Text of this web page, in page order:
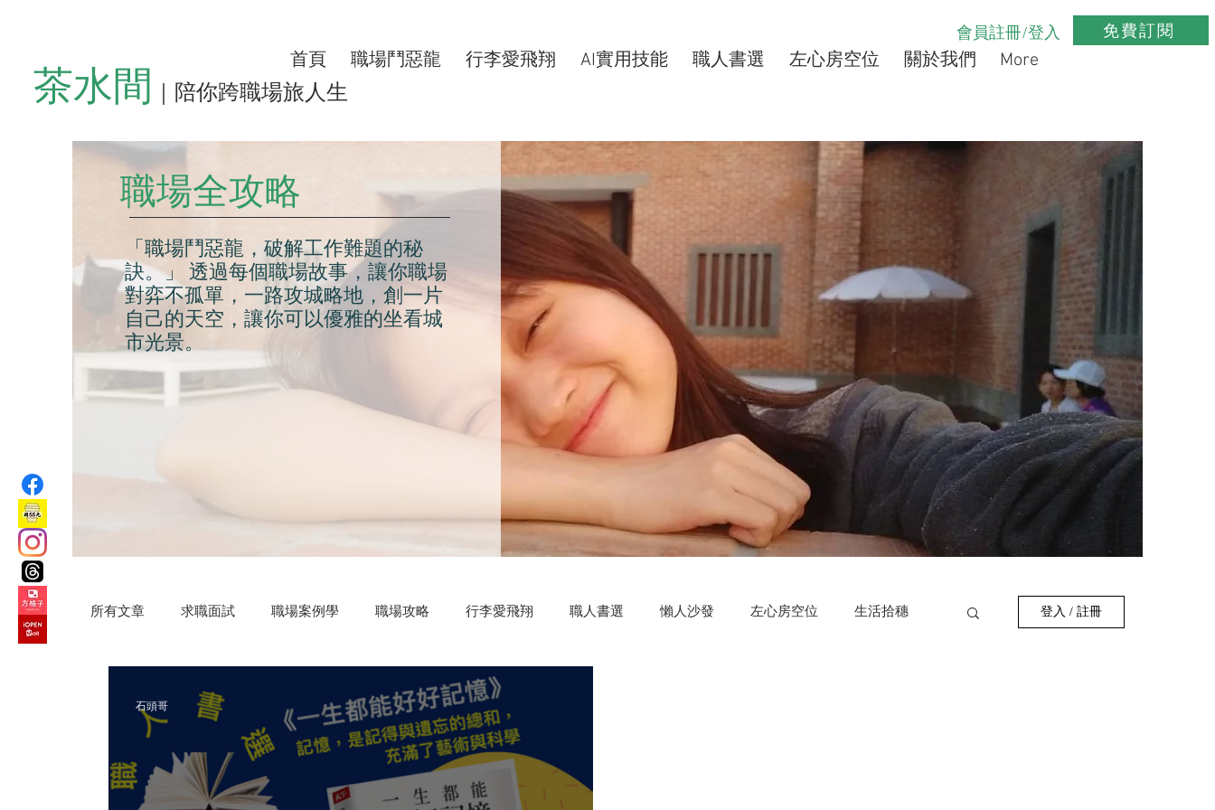
茶水間 ｜陪你跨職場旅人生
會員註冊/登入 免費訂閱
首頁 職場鬥惡龍 行李愛飛翔 AI實用技能 職人書選 左心房空位 關於我們 More
職場全攻略
「職場鬥惡龍，破解工作難題的秘
訣。」 透過每個職場故事，讓你職場
對弈不孤單，一路攻城略地，創一片
自己的天空，讓你可以優雅的坐看城
市光景。
所有文章 求職面試 職場案例學 職場攻略 行李愛飛翔 職人書選 懶人沙發 左心房空位 生活拾穗
測驗小程式
Practical AI skills 新竹旅遊
登入 / 註冊
石頭哥